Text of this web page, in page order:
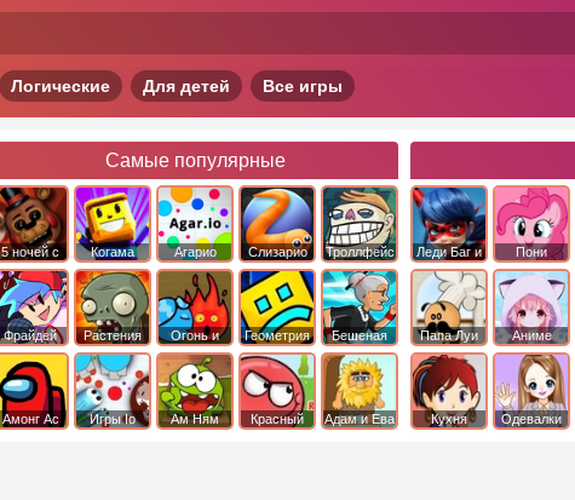
Логические Для детей Все игры
Самые популярные
5 ночей с
фредди
Когама Агарио Слизарио
Троллфейс
квест
Фрайдей
Найт
Фанкин
Растения
против
Зомби
Огонь и
Вода
Геометрия
Даш
Бешеная
бабка
сбежала из
психушки
Амонг Ас Игры Io Ам Ням
Красный
Адам и Ева
Леди Баг и
Супер Кот
Пони
Дружба это
Папа Луи Аниме
Кухня
Одевалки